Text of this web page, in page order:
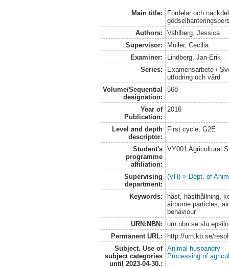
Main title:
Fördelar och
Authors:
Vahlberg, Jessica
Supervisor:
Müller, Cecilia
Examiner:
Lindberg, Jan-Erik
Series:
Examensarbete /
utfodring och vård
Volume/Sequential
designation:
568
Year of
Publication:
2016
Level and depth
descriptor:
First cycle, G2E
Student's
programme
affiliation:
VY001 Agricultural
Supervising
department:
(VH) > Dept. of
Keywords:
häst, hästhållning,
airborne particles,
behaviour
URN:NBN:
Permanent URL:
http://urn.kb.se/
Subject. Use of
subject categories
until 2023-04-30.:
Animal husbandry
Processing of